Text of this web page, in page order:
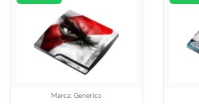
Marca: Generico